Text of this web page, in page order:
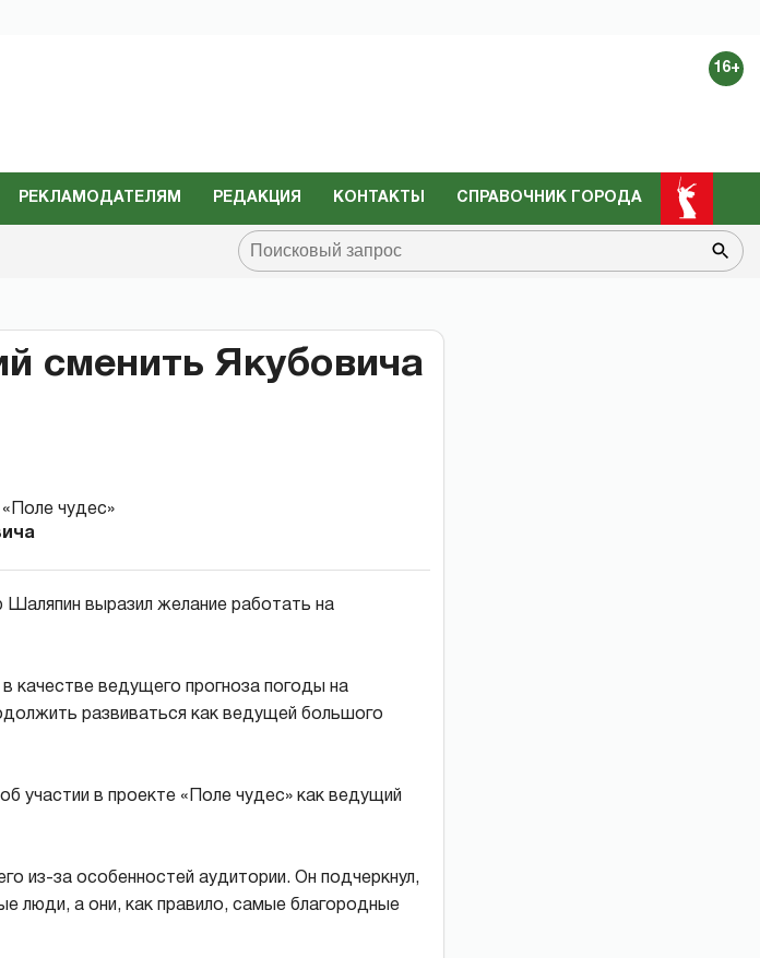
16+
РЕКЛАМОДАТЕЛЯМ РЕДАКЦИЯ КОНТАКТЫ СПРАВОЧНИК ГОРОДА
сменить Якубовича
выразил желание работать на
качестве ведущего прогноза погоды на
развиваться как ведущей большого
участии в проекте «Поле чудес» как ведущий
из-за особенностей аудитории. Он подчеркнул,
люди, а они, как правило, самые благородные